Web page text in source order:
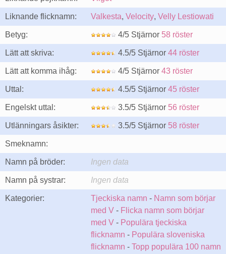
Liknande flicknamn: Valkesta, Velocity, Velly Lestiowati
Betyg: 4/5 Stjärnor 58 röster
Lätt att skriva: 4.5/5 Stjärnor 44 röster
Lätt att komma ihåg: 4/5 Stjärnor 43 röster
Uttal: 4.5/5 Stjärnor 45 röster
Engelskt uttal: 3.5/5 Stjärnor 56 röster
Utlänningars åsikter: 3.5/5 Stjärnor 58 röster
Smeknamn:
Namn på bröder: Ingen data
Namn på systrar: Ingen data
Kategorier: Tjeckiska namn - Namn som börjar
med V - Flicka namn som börjar
med V - Populära tjeckiska
flicknamn - Populära sloveniska
flicknamn - Topp populära 100 namn